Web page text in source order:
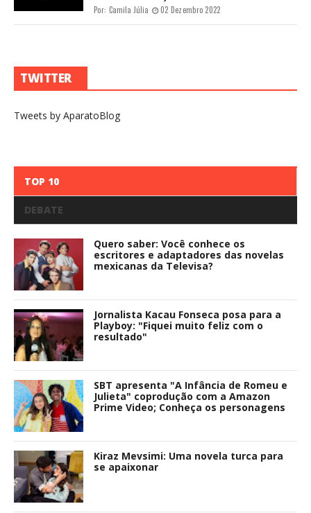
Por: Camila Júlia 02 Dezembro 2022
TWITTER
Tweets by AparatoBlog
TOP 10
DEBATE
Quero saber: Você conhece os
escritores e adaptadores das novelas
mexicanas da Televisa?
Jornalista Kacau Fonseca posa para a
Playboy: "Fiquei muito feliz com o
resultado"
SBT apresenta "A Infância de Romeu e
Julieta" coprodução com a Amazon
Prime Video; Conheça os personagens
Kiraz Mevsimi: Uma novela turca para
se apaixonar